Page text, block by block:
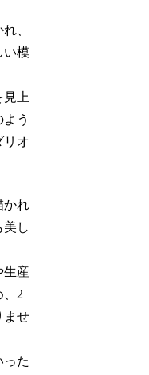
、
い模
見上
う
リオ
かれ
美し
生産
、2
ませ
った